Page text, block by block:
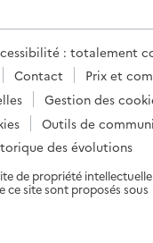
: totalement
Contact
Prix et
Gestion des
Outils de
des évolutions
de propriété
ce site sont proposés sous